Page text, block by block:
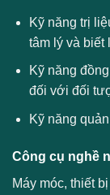
Kỹ năng trị
tâm lý và biết
Kỹ năng
đối với đối
Kỹ năng
Công cụ nghề
Máy móc, thiết bị